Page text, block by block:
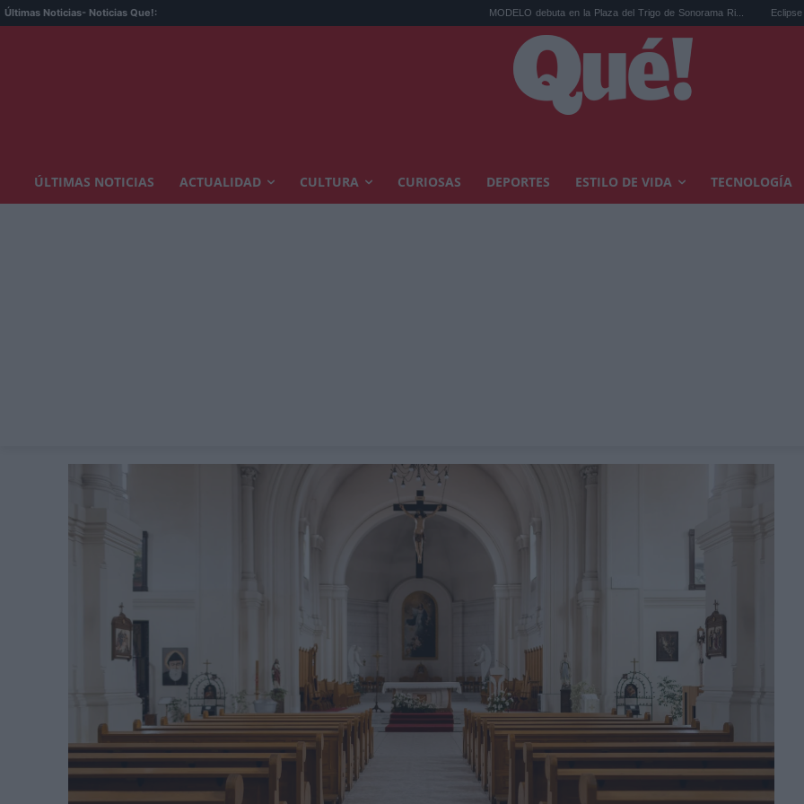
Últimas Noticias- Noticias Que!: MODELO debuta en la Plaza del Trigo de Sonorama Ri... Eclipse solar en
ÚLTIMAS NOTICIAS ACTUALIDAD CULTURA CURIOSAS DEPORTES ESTILO DE VIDA TECNOLOGÍA